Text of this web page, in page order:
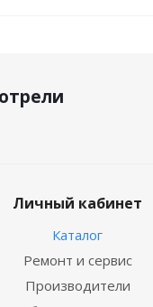
Личный кабинет
Каталог
Ремонт и сервис
Производители